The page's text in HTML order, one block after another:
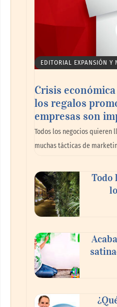
EDITORIAL EXPANSIÓN Y
Crisis
los regalos
empresas son
Todos los negocios quieren
muchas tácticas de
Todo